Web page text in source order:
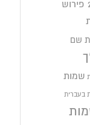
פירוש
שם
שמות
בעברית